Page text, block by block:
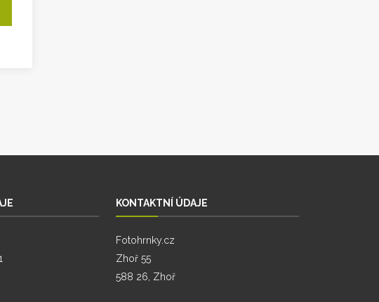
KONTAKTNÍ ÚDAJE
Fotohrnky.cz
Zhoř 55
588 26, Zhoř